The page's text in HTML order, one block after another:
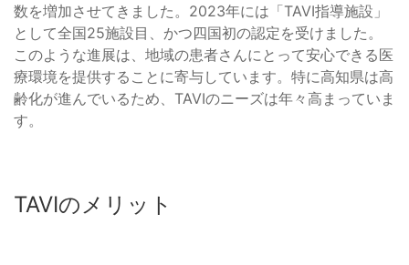
数を増加させてきました。2023年には「TAVI指導施設」
として全国25施設目、かつ四国初の認定を受けました。
このような進展は、地域の患者さんにとって安心できる医
療環境を提供することに寄与しています。特に高知県は高
齢化が進んでいるため、TAVIのニーズは年々高まっていま
す。
TAVIのメリット